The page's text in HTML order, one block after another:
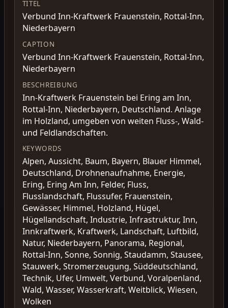
TITEL
Verbund Inn-Kraftwerk Frauenstein, Rottal-Inn,
Niederbayern
CAPTION
Verbund Inn-Kraftwerk Frauenstein, Rottal-Inn,
Niederbayern
BESCHREIBUNG
Inn-Kraftwerk Frauenstein bei Ering am Inn,
Rottal-Inn, Niederbayern, Deutschland. Anlage
im Holzland, umgeben von weiten Fluss-, Wald-
und Feldlandschaften.
KEYWORDS
Alpen, Aussicht, Baum, Bayern, Blauer Himmel,
Deutschland, Drohnenaufnahme, Energie,
Ering, Ering Am Inn, Felder, Fluss,
Flusslandschaft, Flussufer, Frauenstein,
Gewässer, Himmel, Holzland, Hügel,
Hügellandschaft, Industrie, Infrastruktur, Inn,
Innkraftwerk, Kraftwerk, Landschaft, Luftbild,
Natur, Niederbayern, Panorama, Regional,
Rottal-Inn, Sonne, Sonnig, Staudamm, Stausee,
Stauwerk, Stromerzeugung, Süddeutschland,
Technik, Ufer, Umwelt, Verbund, Voralpenland,
Wald, Wasser, Wasserkraft, Weitblick, Wiesen,
Wolken